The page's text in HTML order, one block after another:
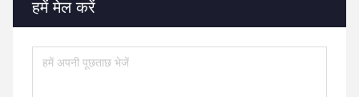
हमें मेल करें